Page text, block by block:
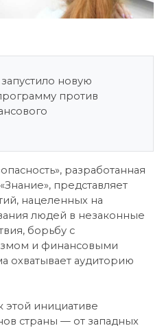
новую
против
разработанная
представляет
нацеленных на
людей в незаконные
борьбу с
и финансовыми
охватывает аудиторию
инициативе
страны — от западных